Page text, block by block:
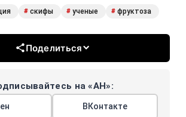
# скифы # ученые # фруктоза
Поделиться
на «АН»:
ВКонтакте